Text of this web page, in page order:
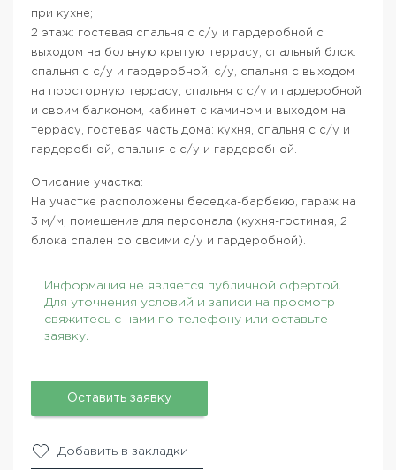
при кухне;
2 этаж: гостевая спальня с с/у и гардеробной с
выходом на больную крытую террасу, спальный блок:
спальня с с/у и гардеробной, с/у, спальня с выходом
на просторную террасу, спальня с с/у и гардеробной
и своим балконом, кабинет с камином и выходом на
террасу, гостевая часть дома: кухня, спальня с с/у и
гардеробной, спальня с с/у и гардеробной.
Описание участка:
На участке расположены беседка-барбекю, гараж на
3 м/м, помещение для персонала (кухня-гостиная, 2
блока спален со своими с/у и гардеробной).
Информация не является публичной офертой.
Для уточнения условий и записи на просмотр
свяжитесь с нами по телефону или оставьте
заявку.
Оставить заявку
Добавить в закладки